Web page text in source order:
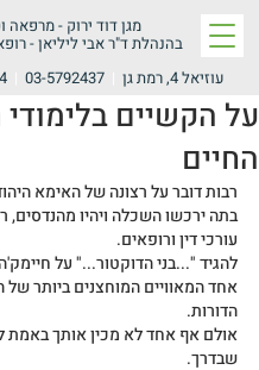
מגן דוד ירוק -מרפאה
בהנהלת ד"ר אבי ליליאן -
עוזיאל 4, רמת גן
03-5792437
על הקשיים
החיים
רבות דובר על רצונה של האימא
בתה ירכשו השכלה ויהיו מהנדסים,
עורכי דין ורופאים.
להגיד "...בני הדוקטור..." על
אחד המאוויים המוחצנים ביותר של
הדורות.
אולם אף אחד לא מכין אותך באמת
שבדרך.